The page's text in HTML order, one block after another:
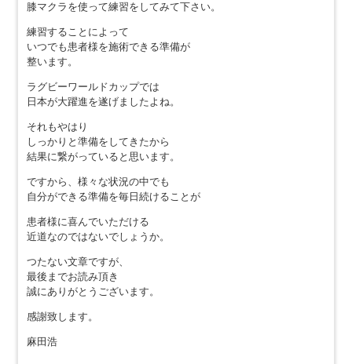
膝マクラを使って練習をしてみて下さい。
練習することによって
いつでも患者様を施術できる準備が
整います。
ラグビーワールドカップでは
日本が大躍進を遂げましたよね。
それもやはり
しっかりと準備をしてきたから
結果に繋がっていると思います。
ですから、様々な状況の中でも
自分ができる準備を毎日続けることが
患者様に喜んでいただける
近道なのではないでしょうか。
つたない文章ですが、
最後までお読み頂き
誠にありがとうございます。
感謝致します。
麻田浩